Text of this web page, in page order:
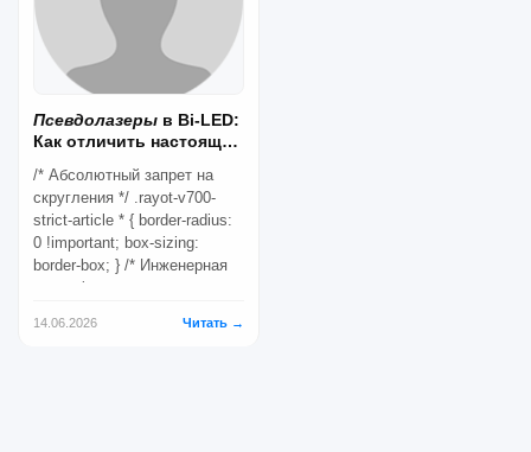
Псевдолазеры в Bi-LED:
Как отличить настоящий
RAYOT...
/* Абсолютный запрет на
скругления */ .rayot-v700-
strict-article * { border-radius:
0 !important; box-sizing:
border-box; } /* Инженерная
сетка фона...
14.06.2026 Читать →